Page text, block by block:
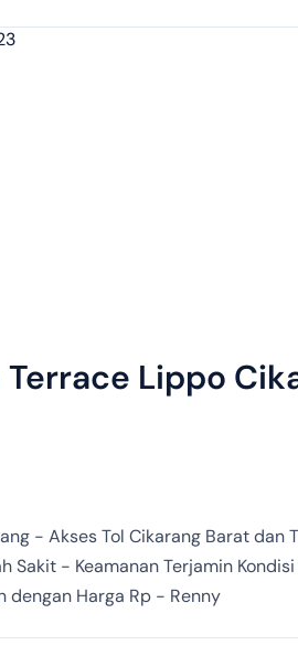
Lippo
- Akses Tol Cikarang Barat dan
- Keamanan Terjamin
dengan Harga Rp - Renny